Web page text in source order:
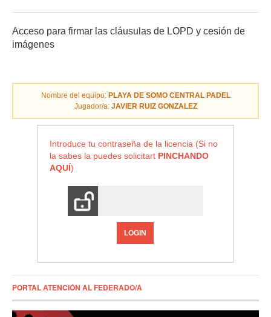
Acceso para firmar las cláusulas de LOPD y cesión de
imágenes
Nombre del equipo: PLAYA DE SOMO CENTRAL PADEL
Jugador/a: JAVIER RUIZ GONZALEZ
Introduce tu contraseña de la licencia (Si no
la sabes la puedes solicitart PINCHANDO
AQUÍ)
LOGIN
PORTAL ATENCIÓN AL FEDERADO/A